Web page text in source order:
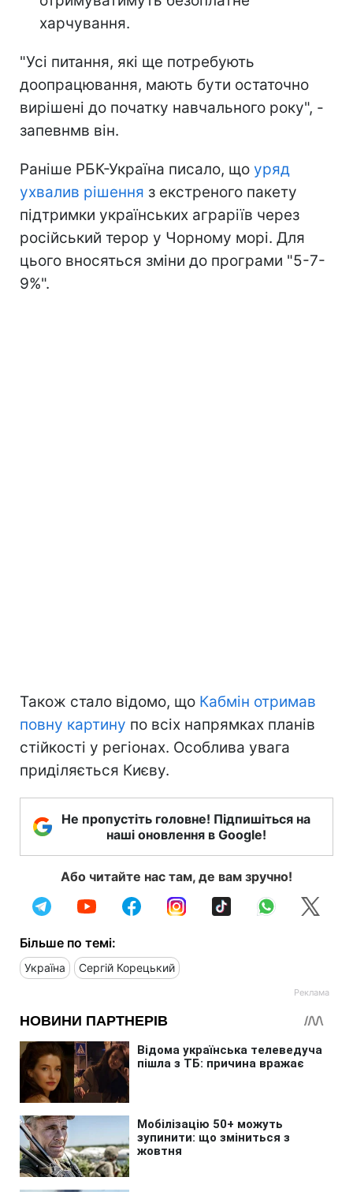
харчування.
"Усі питання, які ще потребують
доопрацювання, мають бути остаточно
вирішені до початку навчального року", -
запевнмв він.
Раніше РБК-Україна писало, що уряд
ухвалив рішення з екстреного пакету
підтримки українських аграріїв через
російський терор у Чорному морі. Для
цього вносяться зміни до програми "5-7-
9%".
Також стало відомо, що Кабмін отримав
повну картину по всіх напрямках планів
стійкості у регіонах. Особлива увага
приділяється Києву.
Не пропустіть головне! Підпишіться на
наші оновлення в Google!
Або читайте нас там, де вам зручно!
Більше по темі:
Україна Сергій Корецький